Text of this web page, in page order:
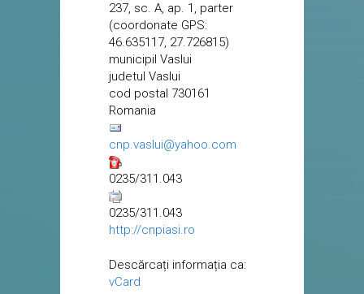
237, sc. A, ap. 1, parter
(coordonate GPS:
46.635117, 27.726815)
municipil Vaslui
judetul Vaslui
cod postal 730161
Romania
cnp.vaslui@yahoo.com
0235/311.043
0235/311.043
http://cnpiasi.ro
Descărcați informația ca:
vCard